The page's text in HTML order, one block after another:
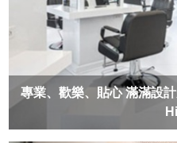
專業、歡樂、貼心 滿滿設